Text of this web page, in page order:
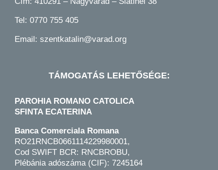
Tel: 0770 755 405
Email: szentkatalin@varad.org
TÁMOGATÁS LEHETŐSÉGE:
PAROHIA ROMANO CATOLICA
SFINTA ECATERINA
Banca Comerciala Romana
RO21RNCB0661114229980001,
Cod SWIFT BCR: RNCBROBU,
Plébánia adószáma (CIF): 7245164